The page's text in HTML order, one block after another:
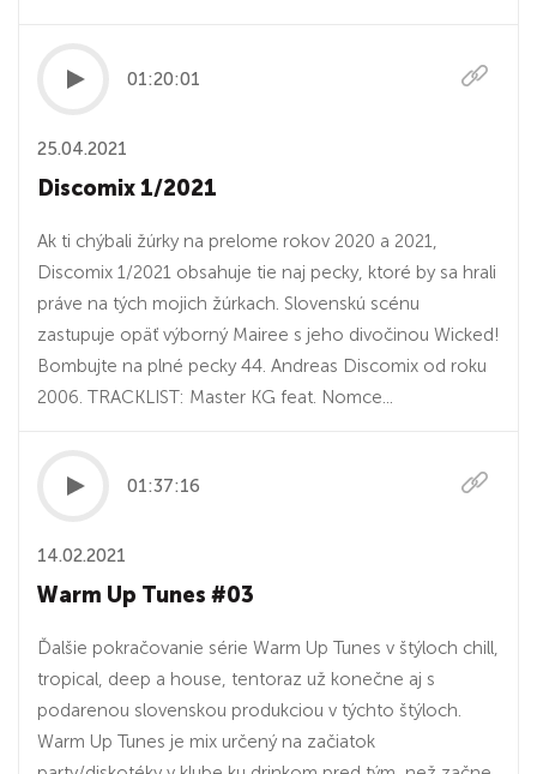
01:20:01
25.04.2021
Discomix 1/2021
Ak ti chýbali žúrky na prelome rokov 2020 a 2021,
Discomix 1/2021 obsahuje tie naj pecky, ktoré by sa hrali
práve na tých mojich žúrkach. Slovenskú scénu
zastupuje opäť výborný Mairee s jeho divočinou Wicked!
Bombujte na plné pecky 44. Andreas Discomix od roku
2006. TRACKLIST: Master KG feat. Nomce...
01:37:16
14.02.2021
Warm Up Tunes #03
Ďalšie pokračovanie série Warm Up Tunes v štýloch chill,
tropical, deep a house, tentoraz už konečne aj s
podarenou slovenskou produkciou v týchto štýloch.
Warm Up Tunes je mix určený na začiatok